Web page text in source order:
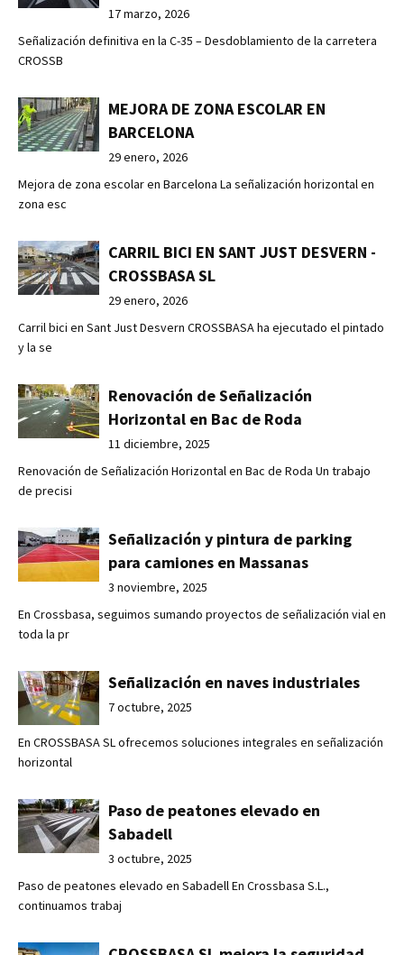
17 marzo, 2026
Señalización definitiva en la C-35 – Desdoblamiento de la carretera
CROSSB
MEJORA DE ZONA ESCOLAR EN
BARCELONA
29 enero, 2026
Mejora de zona escolar en Barcelona La señalización horizontal en
zona esc
CARRIL BICI EN SANT JUST DESVERN -
CROSSBASA SL
29 enero, 2026
Carril bici en Sant Just Desvern CROSSBASA ha ejecutado el pintado
y la se
Renovación de Señalización
Horizontal en Bac de Roda
11 diciembre, 2025
Renovación de Señalización Horizontal en Bac de Roda Un trabajo
de precisi
Señalización y pintura de parking
para camiones en Massanas
3 noviembre, 2025
En Crossbasa, seguimos sumando proyectos de señalización vial en
toda la pr
Señalización en naves industriales
7 octubre, 2025
En CROSSBASA SL ofrecemos soluciones integrales en señalización
horizontal
Paso de peatones elevado en
Sabadell
3 octubre, 2025
Paso de peatones elevado en Sabadell En Crossbasa S.L.,
continuamos trabaj